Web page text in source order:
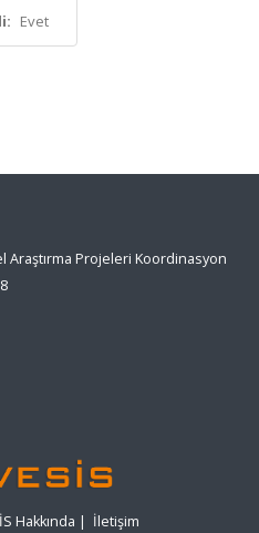
Evet
Projeleri Koordinasyon
Hakkında | İletişim